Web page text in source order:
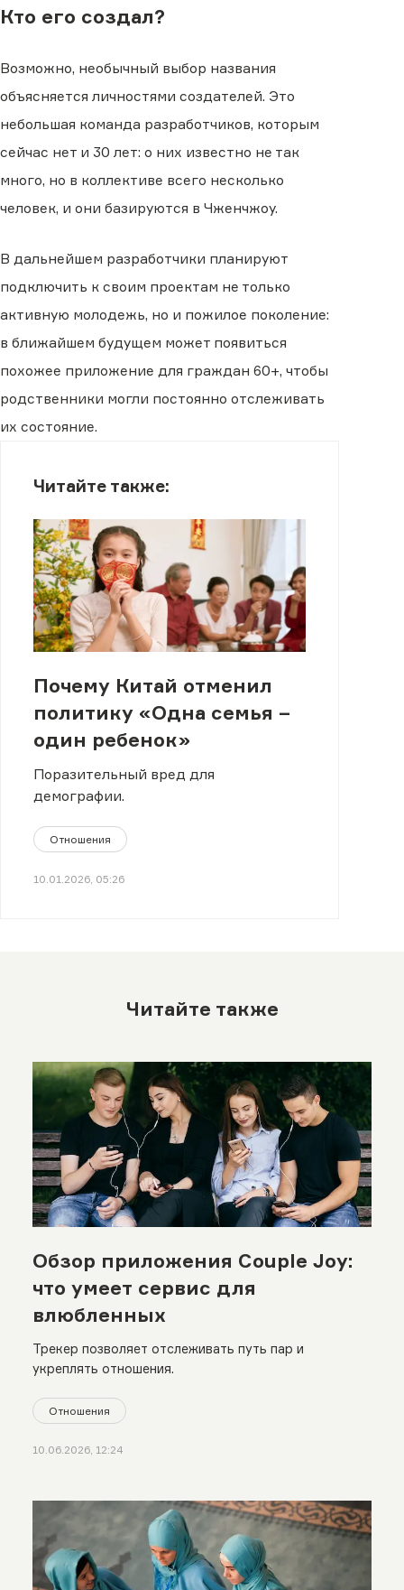
Кто его создал?
Возможно, необычный выбор названия
объясняется личностями создателей. Это
небольшая команда разработчиков, которым
сейчас нет и 30 лет: о них известно не так
много, но в коллективе всего несколько
человек, и они базируются в Чженчжоу.
В дальнейшем разработчики планируют
подключить к своим проектам не только
активную молодежь, но и пожилое поколение:
в ближайшем будущем может появиться
похожее приложение для граждан 60+, чтобы
родственники могли постоянно отслеживать
их состояние.
Читайте также:
Почему Китай отменил
политику «Одна семья –
один ребенок»
Поразительный вред для
демографии.
Отношения
10.01.2026, 05:26
Читайте также
Обзор приложения Couple Joy:
что умеет сервис для
влюбленных
Трекер позволяет отслеживать путь пар и
укреплять отношения.
Отношения
10.06.2026, 12:24